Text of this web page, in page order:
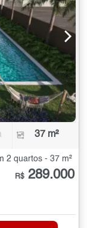
37 m²
2 quartos - 37 m²
R$ 289.000